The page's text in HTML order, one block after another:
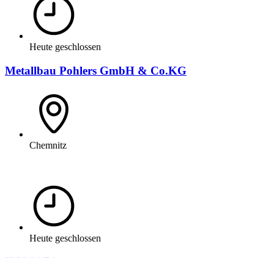
Heute geschlossen
Metallbau Pohlers GmbH & Co.KG
Chemnitz
Heute geschlossen